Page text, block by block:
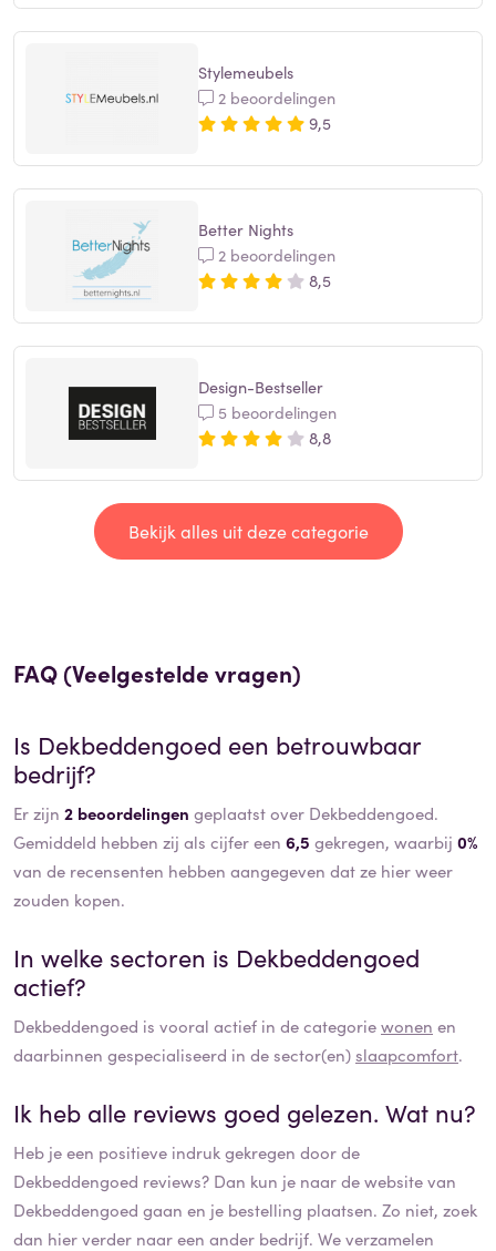
Stylemeubels
2 beoordelingen
9,5
Better Nights
2 beoordelingen
8,5
Design-Bestseller
5 beoordelingen
8,8
Bekijk alles uit deze categorie
FAQ (Veelgestelde vragen)
Is Dekbeddengoed een betrouwbaar
bedrijf?
Er zijn 2 beoordelingen geplaatst over Dekbeddengoed.
Gemiddeld hebben zij als cijfer een 6,5 gekregen, waarbij 0%
van de recensenten hebben aangegeven dat ze hier weer
zouden kopen.
In welke sectoren is Dekbeddengoed
actief?
Dekbeddengoed is vooral actief in de categoriewonen en
daarbinnen gespecialiseerd in de sector(en)slaapcomfort.
Ik heb alle reviews goed gelezen. Wat nu?
Heb je een positieve indruk gekregen door de
Dekbeddengoed reviews? Dan kun je naar de website van
Dekbeddengoed gaan en je bestelling plaatsen. Zo niet, zoek
dan hier verder naar een ander bedrijf. We verzamelen